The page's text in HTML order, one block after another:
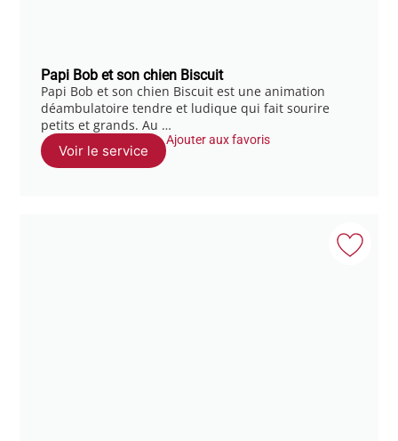
Papi Bob et son chien Biscuit
Papi Bob et son chien Biscuit est une animation
déambulatoire tendre et ludique qui fait sourire
petits et grands. Au …
Voir le service
Ajouter aux favoris